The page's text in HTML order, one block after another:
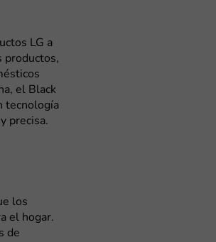
LG a
productos,
el Black
tecnología
precisa.
los
el hogar.
de